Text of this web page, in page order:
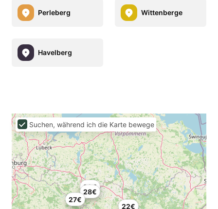
Perleberg Wittenberge
Havelberg
22€
22€
27€
28€
Suchen, während ich die Karte bewege